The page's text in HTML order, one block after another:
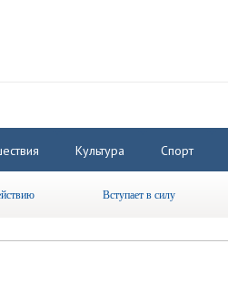
Культура Спорт
Вступает в силу